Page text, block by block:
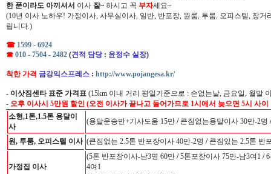
한 푼이라도 아끼셔서 이사 잘~ 하시고 꼭 부자세요~
(10년 이사 노하우! 가정이사, 사무실이사, 일반, 반포장, 원룸, 투룸, 오피스텔, 장
립니다.)
☎ 1599 - 6924
☎ 010 - 7504 - 2482 (견적 담당 : 윤정수 실장)
착한 가격 금강익스프레스 : http://www.pojangesa.kr/
- 이삿짐센타 표준 가격표 (15km 이내 거리 평일기준으로 : 손없는날, 금요일, 월말
- 오후 이사시 5만원 할인 (오전 이사가 끝나고 들어가므로 1시에서 늦으면 5시 사
소형,1톤,1.5톤 용달이
사
(용달운송만+기사도움 15만 /큰짐없는용달이사 30만-2명 /
원, 투룸, 오피스텔 이사 (큰짐없는 2.5톤 반포장이사 40만-2명 /큰짐있는 2.5톤 반
가정집 이사
(5톤 반포장이사-남3명 60만 /5톤포장이사 75만-남3여1 /6
4여1